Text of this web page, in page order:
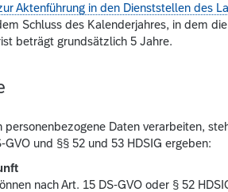
Aktenführung in den Dienststellen des
Schluss des Kalenderjahres, in dem
beträgt grundsätzlich 5 Jahre.
personenbezogene Daten verarbeiten,
GVO und §§ 52 und 53 HDSIG ergeben:
nach Art. 15 DS-GVO oder § 52